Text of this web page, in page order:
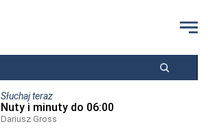
Słuchaj teraz
Nuty i minuty do 06:00
Dariusz Gross